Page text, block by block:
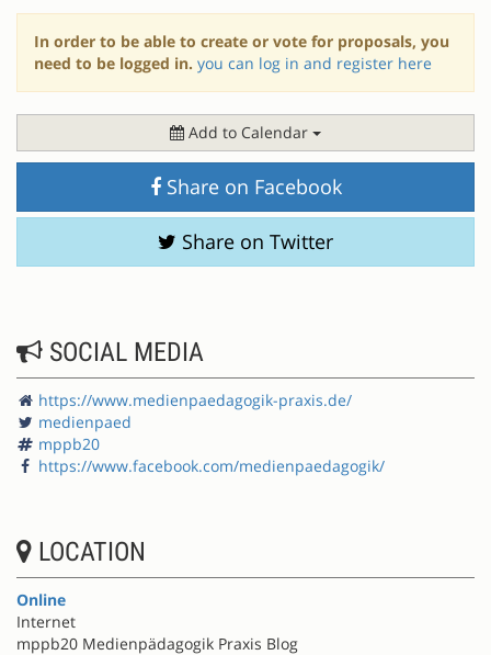
In order to be able to create or vote for proposals, you
need to be logged in. you can log in and register here
Add to Calendar
Share on Facebook
Share on Twitter
SOCIAL MEDIA
https://www.medienpaedagogik-praxis.de/
medienpaed
mppb20
https://www.facebook.com/medienpaedagogik/
LOCATION
Online
Internet
mppb20 Medienpädagogik Praxis Blog